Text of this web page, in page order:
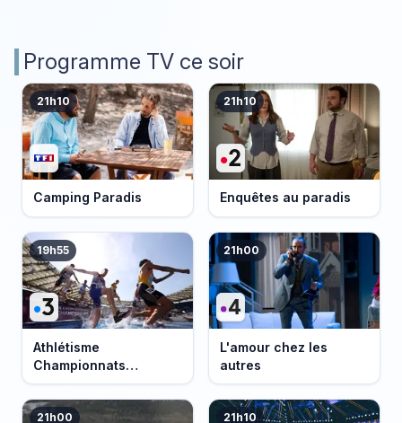
Programme TV ce soir
21h10
Camping Paradis
21h10
Enquêtes au paradis
19h55
Athlétisme
Championnats
d'Europe 2026
21h00
L'amour chez les
autres
21h00 21h10